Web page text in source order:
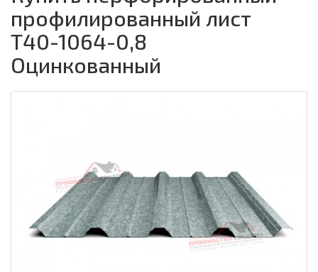
профилированный лист
Т40-1064-0,8
Оцинкованный